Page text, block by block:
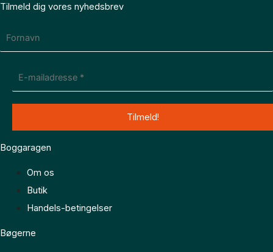
Tilmeld dig vores nyhedsbrev
Boggaragen
Om os
Butik
Handels-betingelser
Bøgerne